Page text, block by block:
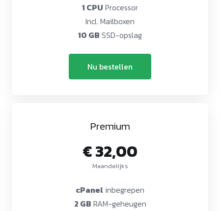
1 CPU Processor
Incl. Mailboxen
10 GB SSD-opslag
Nu bestellen
Premium
€ 32,00
Maandelijks
cPanelinbegrepen
2 GB RAM-geheugen